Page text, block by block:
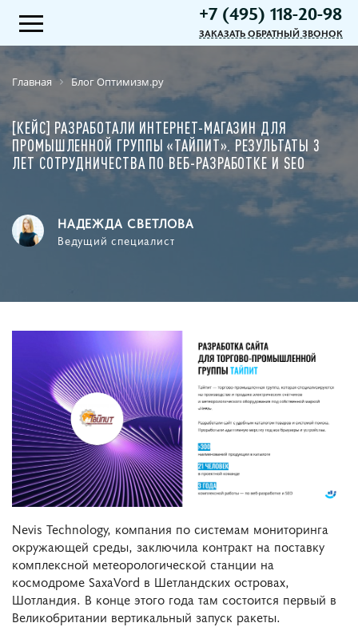
+7 (495) 118-20-98
ЗАКАЗАТЬ ОБРАТНЫЙ ЗВОНОК
Главная Блог Оптимизм.ру
[КЕЙС] РАЗРАБОТАЛИ ИНТЕРНЕТ-МАГАЗИН ДЛЯ
ПРОМЫШЛЕННОЙ ГРУППЫ «ТАЙПИТ». РЕЗУЛЬТАТЫ 3
ЛЕТ СОТРУДНИЧЕСТВА ПО ВЕБ-РАЗРАБОТКЕ И SEO
НАДЕЖДА СВЕТЛОВА
Ведущий специалист
Nevis Technology, компания по системам мониторинга
окружающей среды, заключила контракт на поставку
комплексной метеорологической станции на
космодроме SaxaVord в Шетландских островах,
Шотландия. В конце этого года там состоится первый в
Великобритании вертикальный запуск ракеты.